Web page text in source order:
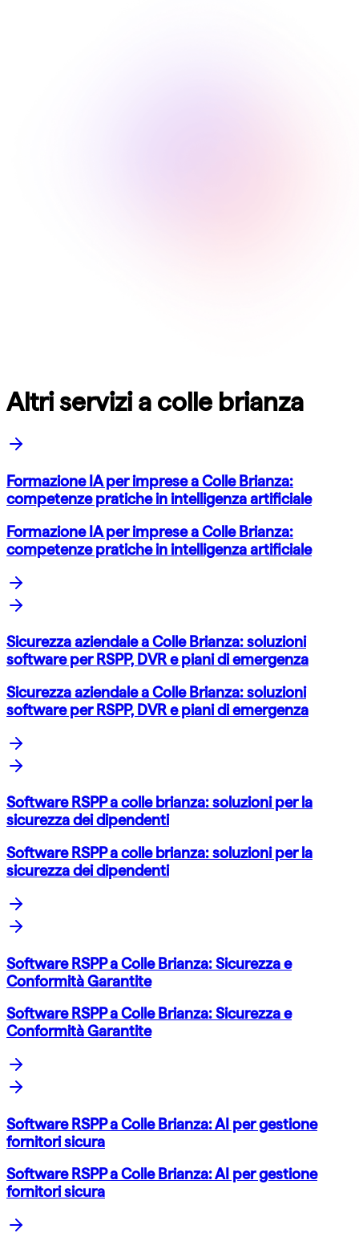
Altri servizi a colle brianza
Formazione IA per imprese a Colle Brianza:
competenze pratiche in intelligenza artificiale
Formazione IA per imprese a Colle Brianza:
competenze pratiche in intelligenza artificiale
Sicurezza aziendale a Colle Brianza: soluzioni
software per RSPP, DVR e piani di emergenza
Sicurezza aziendale a Colle Brianza: soluzioni
software per RSPP, DVR e piani di emergenza
Software RSPP a colle brianza: soluzioni per la
sicurezza dei dipendenti
Software RSPP a colle brianza: soluzioni per la
sicurezza dei dipendenti
Software RSPP a Colle Brianza: Sicurezza e
Conformità Garantite
Software RSPP a Colle Brianza: Sicurezza e
Conformità Garantite
Software RSPP a Colle Brianza: AI per gestione
fornitori sicura
Software RSPP a Colle Brianza: AI per gestione
fornitori sicura